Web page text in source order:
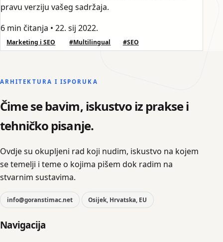
pravu verziju vašeg sadržaja.
6 min čitanja • 22. sij 2022.
Marketing i SEO #Multilingual #SEO
ARHITEKTURA I ISPORUKA
Čime se bavim, iskustvo iz prakse i
tehničko pisanje.
Ovdje su okupljeni rad koji nudim, iskustvo na kojem
se temelji i teme o kojima pišem dok radim na
stvarnim sustavima.
info@goranstimac.net Osijek, Hrvatska, EU
Navigacija